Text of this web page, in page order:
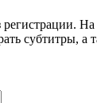
субтитры,